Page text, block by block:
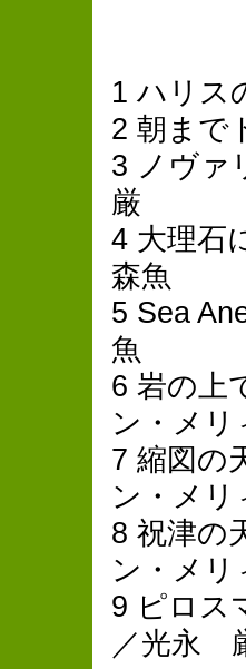
1 ハリス
2 朝まで
3 ノヴァ
厳
4 大理石
森魚
5 Sea
魚
6 岩の上
ン・メリ
7 縮図の
ン・メリ
8 祝津の
ン・メリ
9 ピロス
／光永